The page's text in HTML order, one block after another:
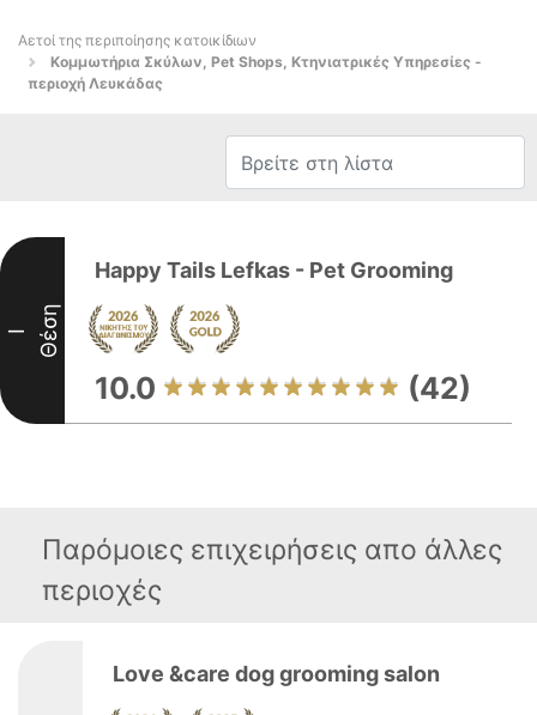
Αετοί της περιποίησης κατοικίδιων
Κομμωτήρια Σκύλων, Pet Shops, Κτηνιατρικές Υπηρεσίες -
περιοχή Λευκάδας
I Θέση
Happy Tails Lefkas - Pet Grooming
10.0 (42)
Παρόμοιες επιχειρήσεις απο άλλες
περιοχές
Love &care dog grooming salon